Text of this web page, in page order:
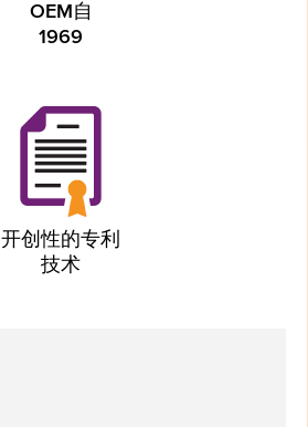
OEM自
1969
开创性的专利
技术